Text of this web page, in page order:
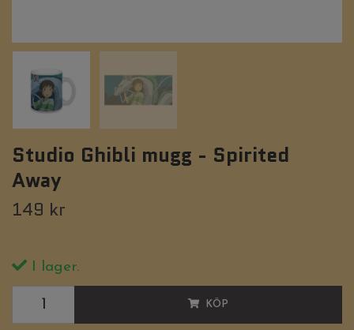
Studio Ghibli mugg - Spirited
Away
149 kr
I lager.
KÖP